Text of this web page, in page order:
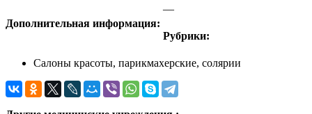
Дополнительная информация:
—
Рубрики:
Салоны красоты, парикмахерские, солярии